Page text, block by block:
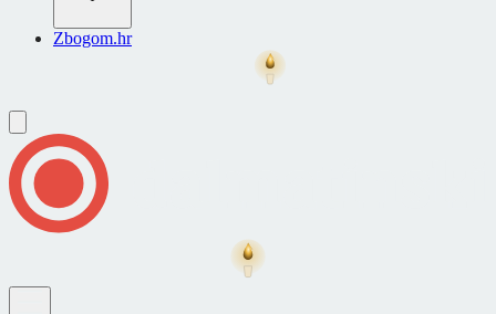
Zbogom.hr